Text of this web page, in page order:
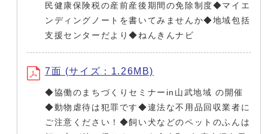
民健康保険税の産前産後期間の免除制度◆マイエ
ンディングノートを書いてみませんか◆地域包括
支援センターだより◆ねんきんナビ
7面 (サイズ：1.26MB)
◆協働のまちづくりセミナーin山武地域 の開催
◆動物虐待は犯罪です◆違法な不用品回収業者に
ご注意ください！◆飼い犬などのペットのふんは